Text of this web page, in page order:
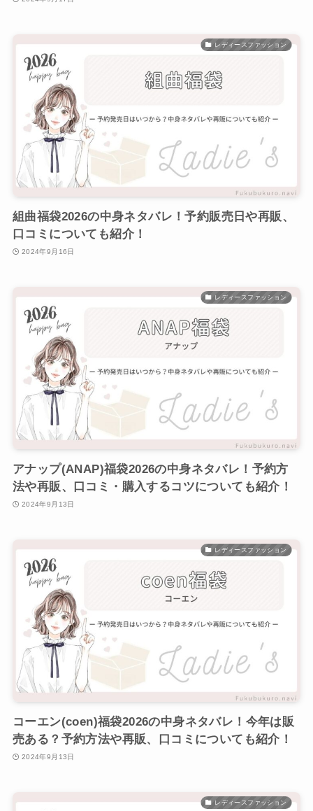
レディースファッション
組曲福袋2026の中身ネタバレ！予約販売日や再販、
口コミについても紹介！
2024年9月16日
レディースファッション
アナップ(ANAP)福袋2026の中身ネタバレ！予約方
法や再販、口コミ・購入するコツについても紹介！
2024年9月13日
レディースファッション
コーエン(coen)福袋2026の中身ネタバレ！今年は販
売ある？予約方法や再販、口コミについても紹介！
2024年9月13日
レディースファッション